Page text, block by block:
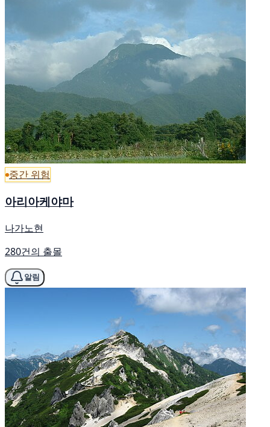
중간 위험
아리아케야마
나가노현
280건의 출몰
알림